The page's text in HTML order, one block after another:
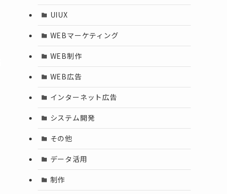
UIUX
WEBマーケティング
WEB制作
WEB広告
インターネット広告
システム開発
その他
データ活用
制作